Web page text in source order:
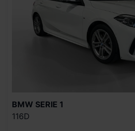
BMW SERIE 1
116D